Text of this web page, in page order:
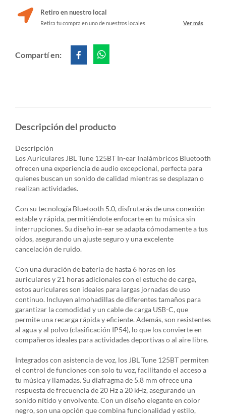
Retiro en nuestro local
Retira tu compra en uno de nuestros locales Ver más
Compartí en:
Descripción del producto
Descripción
Los Auriculares JBL Tune 125BT In-ear Inalámbricos Bluetooth
ofrecen una experiencia de audio excepcional, perfecta para
quienes buscan un sonido de calidad mientras se desplazan o
realizan actividades.
Con su tecnología Bluetooth 5.0, disfrutarás de una conexión
estable y rápida, permitiéndote enfocarte en tu música sin
interrupciones. Su diseño in-ear se adapta cómodamente a tus
oídos, asegurando un ajuste seguro y una excelente
cancelación de ruido.
Con una duración de batería de hasta 6 horas en los
auriculares y 21 horas adicionales con el estuche de carga,
estos auriculares son ideales para largas jornadas de uso
continuo. Incluyen almohadillas de diferentes tamaños para
garantizar la comodidad y un cable de carga USB-C, que
permite una recarga rápida y eficiente. Además, son resistentes
al agua y al polvo (clasificación IP54), lo que los convierte en
compañeros ideales para actividades deportivas o al aire libre.
Integrados con asistencia de voz, los JBL Tune 125BT permiten
el control de funciones con solo tu voz, facilitando el acceso a
tu música y llamadas. Su diafragma de 5.8 mm ofrece una
respuesta de frecuencia de 20 Hz a 20 kHz, asegurando un
sonido nítido y envolvente. Con un diseño elegante en color
negro, son una opción que combina funcionalidad y estilo,